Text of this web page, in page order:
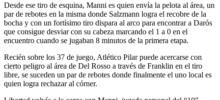
Desde ese tiro de esquina, Manni es quien envía la pelota al área, un
par de rebotes en la misma donde Salzmann logra el recobre de la
bocha y con un fortísimo tiro dispara al arco para encontrar a Darós
que consigue desviar con su cabeza marcando el 1 a 0 en el
encuentro cuando se jugaban 8 minutos de la primera etapa.
Recién sobre los 37 de juego, Atlético Pilar puede acercarse con
cierto peligro al área de Del Rosso a través de Franklin en el tiro
libre, se suceden un par de rebotes donde finalmente el uno local es
quien logra rechazar al córner.